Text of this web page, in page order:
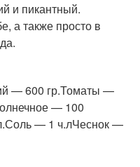
и пикантный.
а также просто в
— 600 гр.Томаты —
— 100
— 1 ч.лЧеснок —